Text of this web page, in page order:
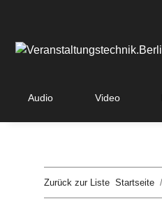
Audio Video
Zurück zur Liste Startseite